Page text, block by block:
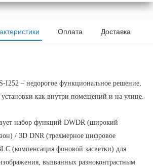
Оплата Доставка
I252 – недорогое функциональное решение,
установки как внутри помещений и на улице.
набор функций DWDR (широкий
/ 3D DNR (трехмерное цифровое
(компенсация фоновой засветки) для
вызванных разноконтрастным